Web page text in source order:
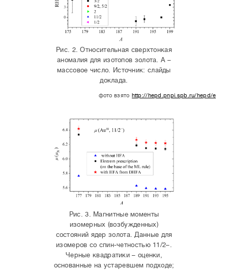
Рис. 2. Относительная сверхтонкая
аномалия для изотопов золота. A –
массовое число. Источник: слайды
доклада.
фото взято http://hepd.pnpi.spb.ru/hepd/
Рис. 3. Магнитные моменты
изомерных (возбужденных)
состояний ядер золота. Данные для
изомеров со спин-четностью 11/2–.
Черные квадратики – оценки,
основанные на устаревшем подходе;